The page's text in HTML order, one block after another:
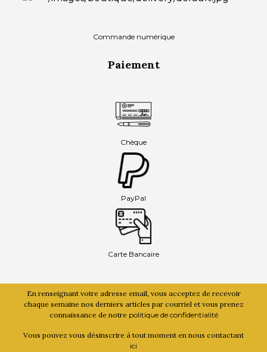
Commande numérique
Paiement
Chèque
PayPal
Carte Bancaire
En renseignant votre adresse email, vous acceptez de recevoir
chaque semaine nos derniers articles par courriel et vous prenez
connaissance de notre politique de confidentialité
Vous pouvez vous désinscrire à tout moment en nous contactant
ici